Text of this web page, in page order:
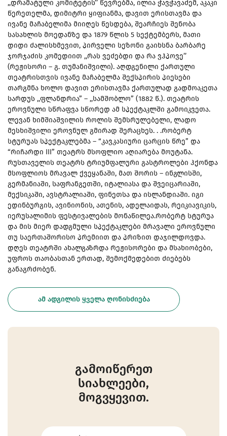
,,დრამატული კომიტეტის’’ წევრებმა, ილია ჭავჭავაძემ, აკაკი
წერეთელმა, დიმიტრი ყიფიანმა, დავით ერისთავმა და
ივანე მაჩაბელიმა მიიღეს წესდება, შეარჩიეს შენობა
სასახლის მოედანზე და 1879 წლის 5 სექტემბერს, მათი
დიდი ძალისხმევით, პირველი სეზონი გაიხსნა ბარბარე
ჯორჯაძის კომედიით ,,რას ვეძებდი და რა ვჰპოვე’’
(რეჟისორი – გ. თუმანიშვილი). აღდგენილი ქართული
თეატრისთვის ივანე მაჩაბელმა შექსპირის პიესები
თარგმნა ხოლო დავით ერისთავმა ქართულად გადმოაკეთა
სარდუს ,,ფლანდრია” – ,,სამშობლო” (1882 წ.). თეატრის
ეროვნული სწრაფვა სწორედ ამ სპექტაკლში გამოიკვეთა.
ლევან ხიმშიაშვილის როლის შემსრულებელი, ლადო
მესხიშვილი ეროვნულ გმირად შერაცხეს. . .რობერტ
სტურუას სპექტაკლებმა – “კავკასიური ცარცის წრე” და
“რიჩარდი III” თეატრს მსოფლიო აღიარება მოუტანა.
რუსთაველის თეატრს ტრიუმფალური გასტროლები ჰქონდა
მსოფლიოს მრავალ ქვეყანაში, მათ შორის – ინგლისში,
გერმანიაში, საფრანგეთში, იტალიასა და შვეიცარიაში,
მექსიკაში, ავსტრალიაში, ფინეთსა და ისლანდიაში. იგი
ედინბურგის, ავინიონის, ათენის, ადელაიდას, რეიკიავიკის,
იერუსალიმის ფესტივალების მონაწილეა.რობერტ სტურუა
და მის მიერ დადგმული სპექტაკლები მრავალი ეროვნული
თუ საერთაშორისო პრემიით და პრიზით დაჯილდოვდა.
დღეს თეატრში ახალგაზრდა რეჟისორები და მსახიობები,
უფროს თაობასთან ერთად, შემოქმედებით ძიებებს
განაგრძობენ.
ᲐᲛ ᲐᲓᲒᲘᲚᲘᲡ ᲧᲕᲔᲚᲐ ᲦᲝᲜᲘᲡᲫᲘᲔᲑᲐ
გამოიწერეთ
სიახლეები,
მოგვყევით.